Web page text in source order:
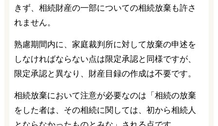
きず、相続財産の一部についての相続放棄も許さ
れません。
熟慮期間内に、家庭裁判所に対して放棄の申述を
しなければならない点は限定承認と同様ですが、
限定承認と異なり、財産目録の作成は不要です。
相続放棄において注意が必要なのは「相続の放棄
をした者は、その相続に関しては、初から相続人